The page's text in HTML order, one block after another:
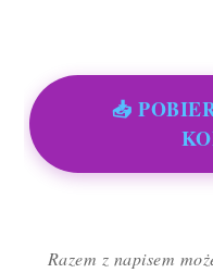
📥
Razem z napisem